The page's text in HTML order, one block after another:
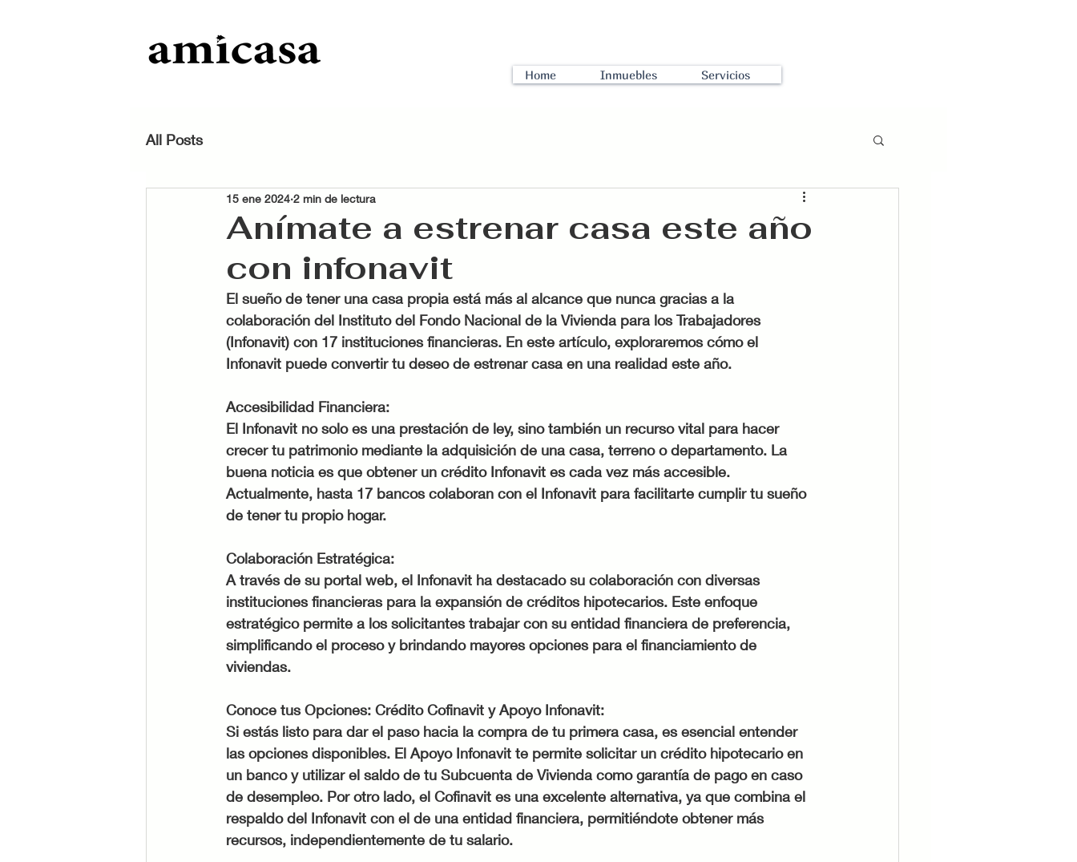
Servicios
Inmuebles
Home
All Posts
Anímate a estrenar casa este año
con infonavit
15 ene 2024 2 min de lectura
El sueño de tener una casa propia está más al alcance que nunca gracias a la
colaboración del Instituto del Fondo Nacional de la Vivienda para los Trabajadores
(Infonavit) con 17 instituciones financieras. En este artículo, exploraremos cómo el
Infonavit puede convertir tu deseo de estrenar casa en una realidad este año.
Accesibilidad Financiera:
El Infonavit no solo es una prestación de ley, sino también un recurso vital para hacer
crecer tu patrimonio mediante la adquisición de una casa, terreno o departamento. La
buena noticia es que obtener un crédito Infonavit es cada vez más accesible.
Actualmente, hasta 17 bancos colaboran con el Infonavit para facilitarte cumplir tu sueño
de tener tu propio hogar.
Colaboración Estratégica:
A través de su portal web, el Infonavit ha destacado su colaboración con diversas
instituciones financieras para la expansión de créditos hipotecarios. Este enfoque
estratégico permite a los solicitantes trabajar con su entidad financiera de preferencia,
simplificando el proceso y brindando mayores opciones para el financiamiento de
viviendas.
Conoce tus Opciones: Crédito Cofinavit y Apoyo Infonavit:
Si estás listo para dar el paso hacia la compra de tu primera casa, es esencial entender
las opciones disponibles. El Apoyo Infonavit te permite solicitar un crédito hipotecario en
un banco y utilizar el saldo de tu Subcuenta de Vivienda como garantía de pago en caso
de desempleo. Por otro lado, el Cofinavit es una excelente alternativa, ya que combina el
respaldo del Infonavit con el de una entidad financiera, permitiéndote obtener más
recursos, independientemente de tu salario.